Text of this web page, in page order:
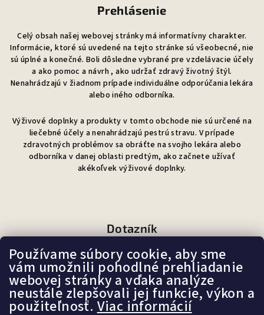
Používame súbory cookie, aby sme
vám umožnili pohodlné prehliadanie
webovej stránky a vďaka analýze
neustále zlepšovali jej funkcie, výkon a
použiteľnosť.Viac informácií
Prehlásenie
Celý obsah našej webovej stránky má informatívny charakter.
Informácie, ktoré sú uvedené na tejto stránke sú všeobecné, nie
sú úplné a konečné. Boli dôsledne vybrané pre vzdelávacie účely
a ako pomoc a návrh , ako udržať zdravý životný štýl.
Nenahrádzajú v žiadnom prípade individuálne odporúčania lekára
alebo iného odborníka.
Výživové doplnky a produkty v tomto obchode nie sú určené na
liečebné účely a nenahrádzajú pestrú stravu. V prípade
zdravotných problémov sa obráťte na svojho lekára alebo
odborníka v danej oblasti predtým, ako začnete užívať
akékoľvek výživové doplnky.
Dotazník
Ako sa Vám páči náš e-shop?
Veľmi pekný
(87%)